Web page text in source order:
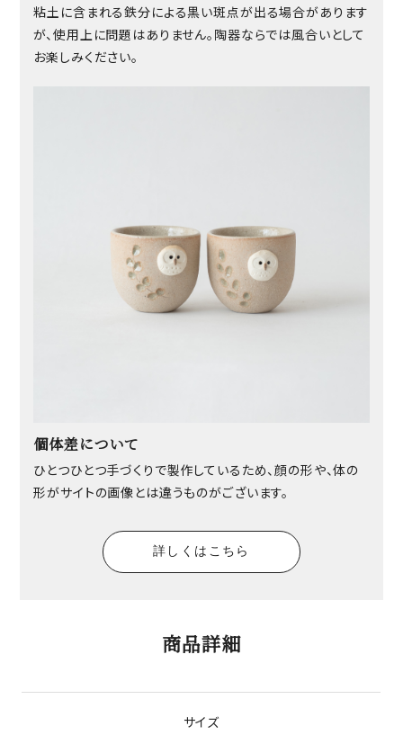
粘土に含まれる鉄分による黒い斑点が出る場合があります
が、使用上に問題はありません。陶器ならでは風合いとして
お楽しみください。
個体差について
ひとつひとつ手づくりで製作しているため、顔の形や、体の
形がサイトの画像とは違うものがございます。
詳しくはこちら
商品詳細
サイズ